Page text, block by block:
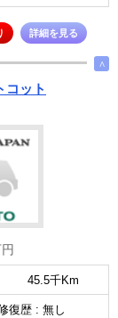
詳細を見る
∧
コット
45.5千Km
復歴 : 無し